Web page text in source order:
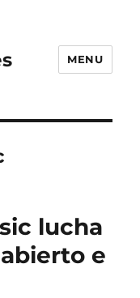
MENU
lucha
e